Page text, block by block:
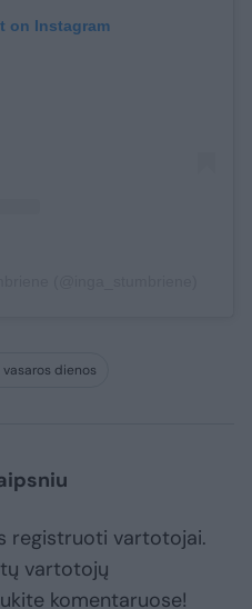
on Instagram
vasaros dienos
registruoti vartotojai.
vartotojų
komentaruose!